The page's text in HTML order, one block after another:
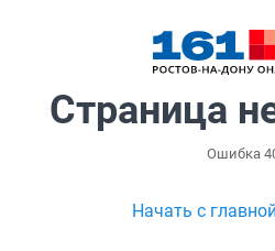
Страница
Ошибка
Начать с